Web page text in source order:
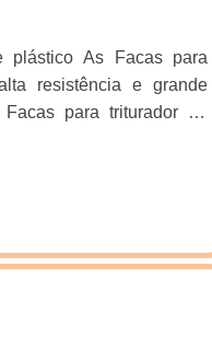
plástico As Facas para
resistência e grande
para triturador de
as facas ao uso
m...